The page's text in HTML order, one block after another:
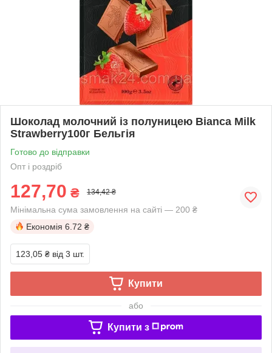
Шоколад молочний із полуницею Bianca Milk
Strawberry100г Бельгія
Готово до відправки
Опт і роздріб
127,70 ₴ 134,42 ₴
Мінімальна сума замовлення на сайті — 200 ₴
Економія 6.72 ₴
123,05 ₴ від 3 шт.
Купити
або
Купити з